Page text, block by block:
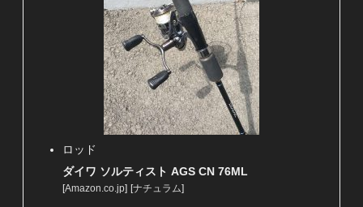
ロッド
ダイワ ソルティスト AGS CN 76ML
[Amazon.co.jp] [ナチュラム]